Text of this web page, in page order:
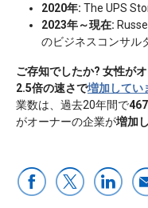
2020年: The UPS
2023年～現在:
のビジネスコンサ
ご存知でしたか? 女性が
2.5倍の速さで増加してい
業数は、過去20年間で
がオーナーの企業が増加